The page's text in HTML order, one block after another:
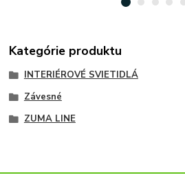
Kategórie produktu
INTERIÉROVÉ SVIETIDLÁ
Závesné
ZUMA LINE